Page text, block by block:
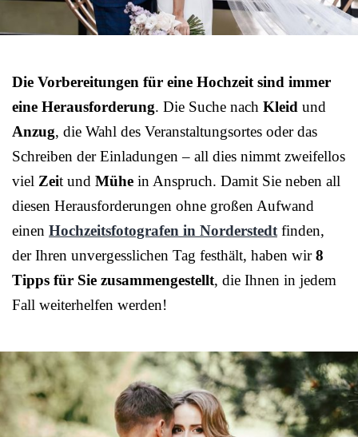
Die Vorbereitungen für eine Hochzeit sind immer
eine Herausforderung. Die Suche nach Kleid und
Anzug, die Wahl des Veranstaltungsortes oder das
Schreiben der Einladungen – all dies nimmt zweifellos
viel Zeit und Mühe in Anspruch. Damit Sie neben all
diesen Herausforderungen ohne großen Aufwand
einen Hochzeitsfotografen in Norderstedt finden,
der Ihren unvergesslichen Tag festhält, haben wir8
Tipps für Sie zusammengestellt, die Ihnen in jedem
Fall weiterhelfen werden!